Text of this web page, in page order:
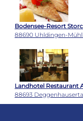
Bodensee-Resort
88690 Uhldingen-
Landhotel Restaurant
88693